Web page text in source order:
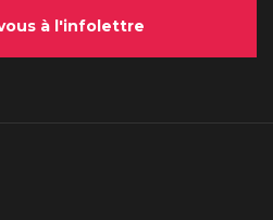
à l'infolettre